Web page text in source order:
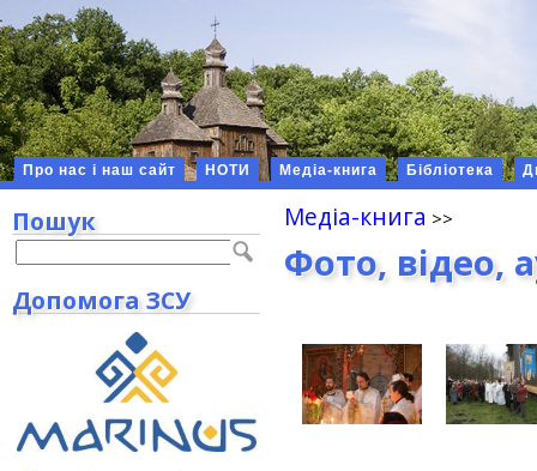
Про нас і наш сайт НОТИ Медіа-книга Бібліотека
Медіа-книга
Фото, відео,
Пошук
Допомога ЗСУ